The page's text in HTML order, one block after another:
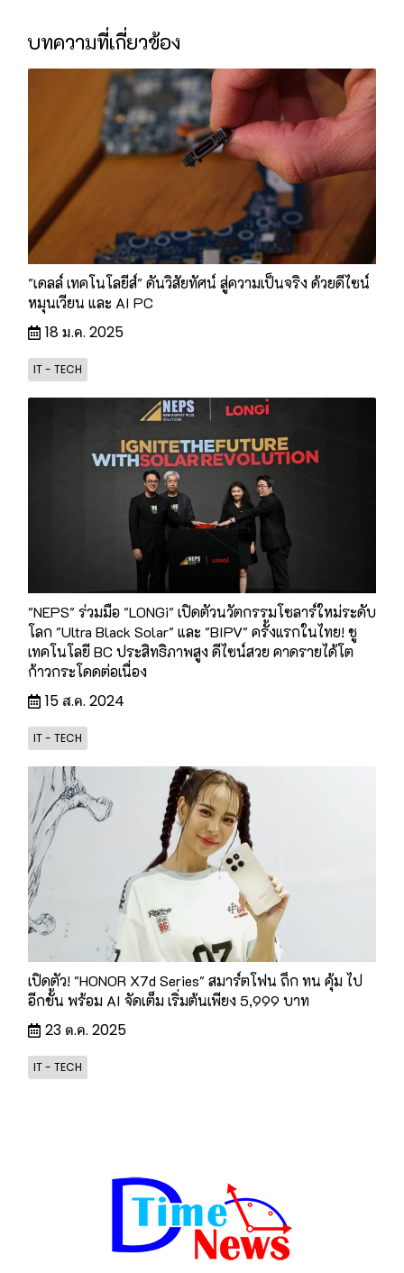
บทความที่เกี่ยวข้อง
"เดลล์ เทคโนโลยีส์" ดันวิสัยทัศน์ สู่ความเป็นจริง ด้วยดีไซน์
หมุนเวียน และ AI PC
18 ม.ค. 2025
IT - TECH
"NEPS" ร่วมมือ "LONGi" เปิดตัวนวัตกรรมโซลาร์ใหม่ระดับ
โลก "Ultra Black Solar" และ "BIPV" ครั้งแรกในไทย! ชู
เทคโนโลยี BC ประสิทธิภาพสูง ดีไซน์สวย คาดรายได้โต
ก้าวกระโดดต่อเนื่อง
15 ส.ค. 2024
IT - TECH
เปิดตัว! "HONOR X7d Series" สมาร์ตโฟน ถึก ทน คุ้ม ไป
อีกขั้น พร้อม AI จัดเต็ม เริ่มต้นเพียง 5,999 บาท
23 ต.ค. 2025
IT - TECH